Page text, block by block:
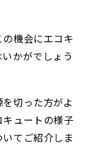
機会にエコキ
かがでしょう
切った方がよ
ュートの様子
てご紹介しま